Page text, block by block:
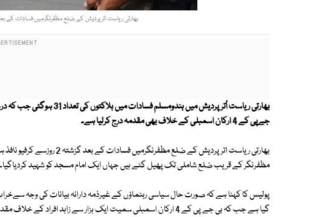
بھارتی ریاست اترپردیش کے ضلع مظفرنگرمیں فسادات کے بعد گزشتہ 2 روزسے کرفیو نافذ ہے.
بھارتی ریاست اُترپردیش میں
جےپی کے 4 ارکان اسمبلی کے خلاف بھی مقدمہ درج کرلیا ہے۔
بھارتی ریاست اترپردیش کے ضلع
مظفرنگر کے قریب ضلع شاملی تک پھیل گئے ہیں جہاں ایک امام مسجد کو شہید کردیاگیا۔
گیا ہے جب کہ بی جے پی کے 4 ارکان اسمبلی سمیت ایک ہزار سے زاہد